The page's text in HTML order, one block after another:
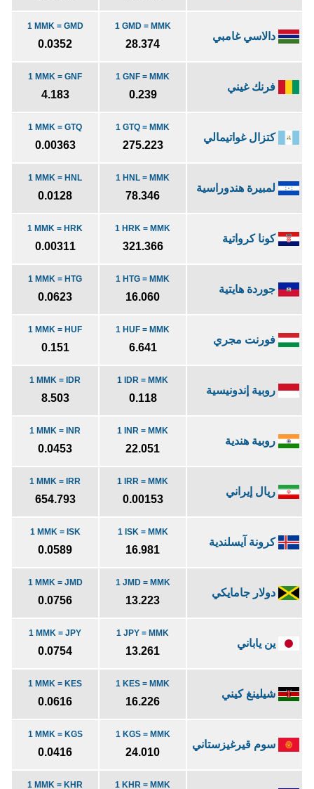
دالاسي غامبي
1 GMD = MMK
28.374
1 MMK = GMD
0.0352
فرنك غيني
1 GNF = MMK
0.239
1 MMK = GNF
4.183
كتزال غواتيمالي
1 GTQ = MMK
275.223
1 MMK = GTQ
0.00363
لمبيرة هندوراسية
1 HNL = MMK
78.346
1 MMK = HNL
0.0128
كونا كرواتية
1 HRK = MMK
321.366
1 MMK = HRK
0.00311
جوردة هايتية
1 HTG = MMK
16.060
1 MMK = HTG
0.0623
فورنت مجري
1 HUF = MMK
6.641
1 MMK = HUF
0.151
روبية إندونيسية
1 IDR = MMK
0.118
1 MMK = IDR
8.503
روبية هندية
1 INR = MMK
22.051
1 MMK = INR
0.0453
ريال إيراني
1 IRR = MMK
0.00153
1 MMK = IRR
654.793
كرونة آيسلندية
1 ISK = MMK
16.981
1 MMK = ISK
0.0589
دولار جامايكي
1 JMD = MMK
13.223
1 MMK = JMD
0.0756
ين ياباني
1 JPY = MMK
13.261
1 MMK = JPY
0.0754
شيلينغ كيني
1 KES = MMK
16.226
1 MMK = KES
0.0616
سوم قيرغيزستاني
1 KGS = MMK
24.010
1 MMK = KGS
0.0416
1 KHR = MMK
1 MMK = KHR